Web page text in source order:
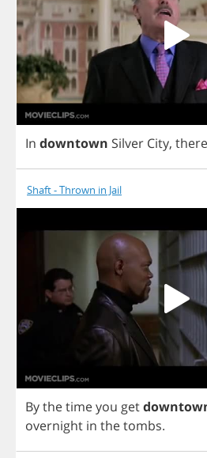
In downtown Silver City,
Shaft - Thrown in Jail
Bythetimeyou get
overnight in thetombs.